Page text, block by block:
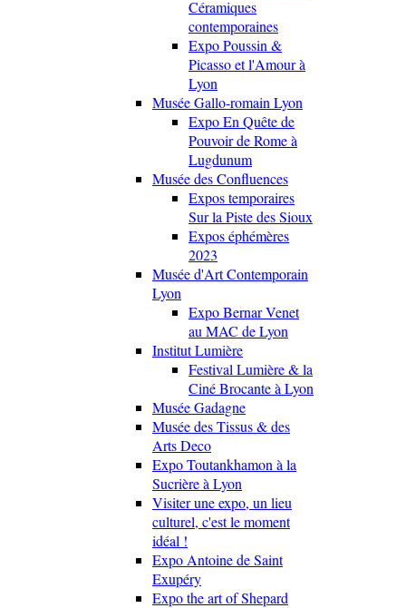
Céramiques
contemporaines
Expo Poussin &
Picasso et l'Amour à
Lyon
Musée Gallo-romain Lyon
Expo En Quête de
Pouvoir de Rome à
Lugdunum
Musée des Confluences
Expos temporaires
Sur la Piste des Sioux
Expos éphémères
2023
Musée d'Art Contemporain
Lyon
Expo Bernar Venet
au MAC de Lyon
Institut Lumière
Festival Lumière & la
Ciné Brocante à Lyon
Musée Gadagne
Musée des Tissus & des
Arts Deco
Expo Toutankhamon à la
Sucrière à Lyon
Visiter une expo, un lieu
culturel, c'est le moment
idéal !
Expo Antoine de Saint
Exupéry
Expo the art of Shepard